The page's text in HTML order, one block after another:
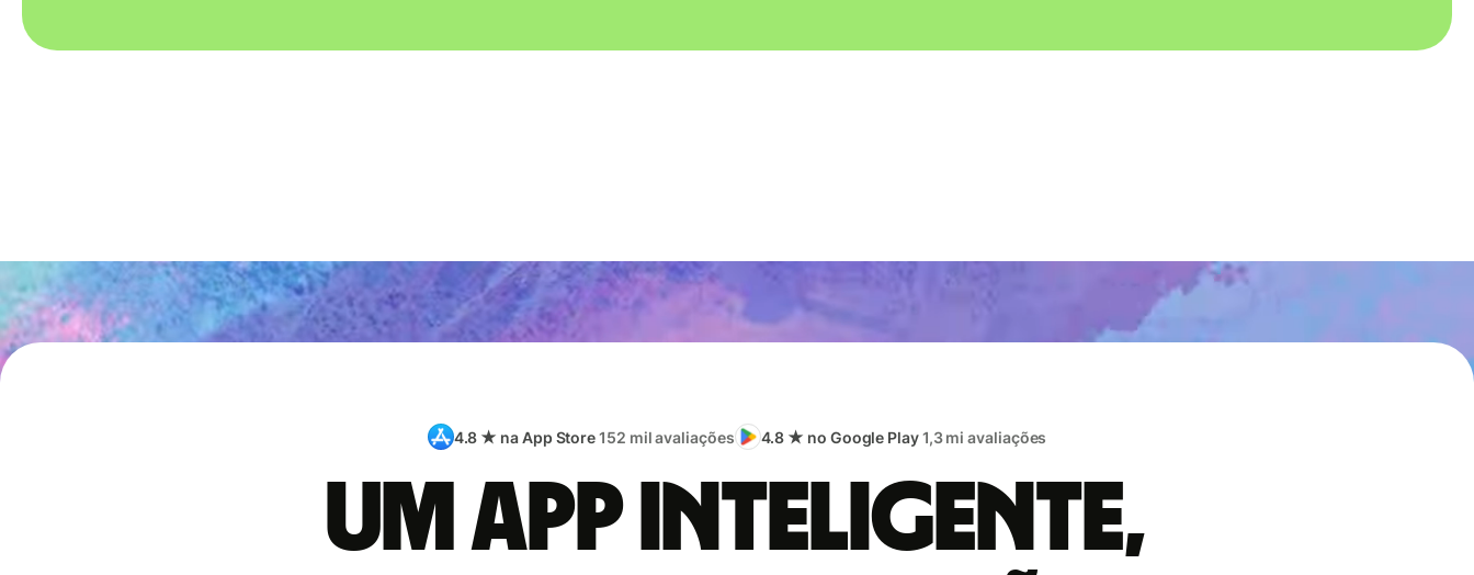
4.8 ★ na App Store152 mil avaliações 4.8 ★ no Google Play1,3 mi avaliações
Um app inteligente,